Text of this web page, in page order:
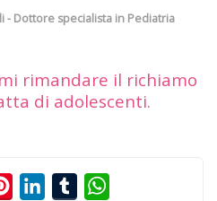
- Dottore specialista in Pediatria
rimandare il richiamo
di adolescenti.
PinterestLinkedInTumblr